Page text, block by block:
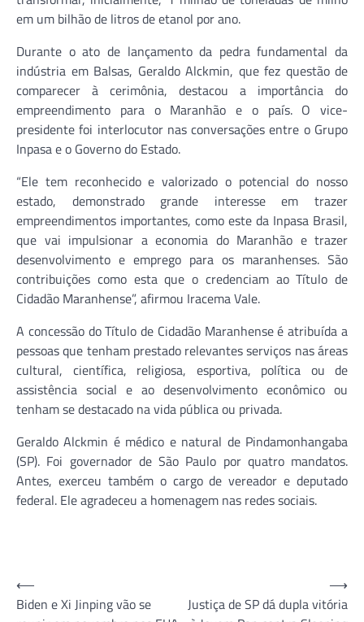
em um bilhão de litros de etanol por ano.
Durante o ato de lançamento da pedra fundamental da
indústria em Balsas, Geraldo Alckmin, que fez questão de
comparecer à cerimônia, destacou a importância do
empreendimento para o Maranhão e o país. O vice-
presidente foi interlocutor nas conversações entre o Grupo
Inpasa e o Governo do Estado.
“Ele tem reconhecido e valorizado o potencial do nosso
estado, demonstrado grande interesse em trazer
empreendimentos importantes, como este da Inpasa Brasil,
que vai impulsionar a economia do Maranhão e trazer
desenvolvimento e emprego para os maranhenses. São
contribuições como esta que o credenciam ao Título de
Cidadão Maranhense”, afirmou Iracema Vale.
A concessão do Título de Cidadão Maranhense é atribuída a
pessoas que tenham prestado relevantes serviços nas áreas
cultural, científica, religiosa, esportiva, política ou de
assistência social e ao desenvolvimento econômico ou
tenham se destacado na vida pública ou privada.
Geraldo Alckmin é médico e natural de Pindamonhangaba
(SP). Foi governador de São Paulo por quatro mandatos.
Antes, exerceu também o cargo de vereador e deputado
federal. Ele agradeceu a homenagem nas redes sociais.
Navegação
de
⟵
Biden e Xi Jinping vão se
Justiça de SP dá dupla vitória
⟶